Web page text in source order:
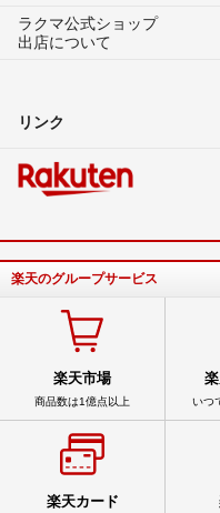
ラクマ公式ショップ
出店について
リンク
楽天のグループサービス
楽天市場
商品数は1億点以上 いつ
楽天カード